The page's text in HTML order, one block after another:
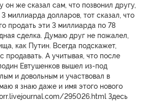
он же сказал сам, что позвонил другу,
миллиарда долларов, тот сказал, что
продать эти 3 миллиарда по 78
сделка. Думаю друг не пожалел,
как Путин. Всегда подскажет,
продавать. А учитывая, что после
Евтушенков вышел из-под
и довольным и участвовал в
я знаю даже и имя этого нового
295026.html Здесь